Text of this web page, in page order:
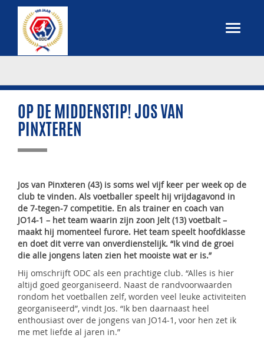
OP DE MIDDENSTIP! JOS VAN
PINXTEREN
Jos van Pinxteren (43) is soms wel vijf keer per week op de
club te vinden. Als voetballer speelt hij vrijdagavond in
de 7-tegen-7 competitie. En als trainer en coach van
JO14-1 – het team waarin zijn zoon Jelt (13) voetbalt –
maakt hij momenteel furore. Het team speelt hoofdklasse
en doet dit verre van onverdienstelijk. “Ik vind de groei
die alle jongens laten zien het mooiste wat er is.”
Hij omschrijft ODC als een prachtige club. “Alles is hier
altijd goed georganiseerd. Naast de randvoorwaarden
rondom het voetballen zelf, worden veel leuke activiteiten
georganiseerd”, vindt Jos. “Ik ben daarnaast heel
enthousiast over de jongens van JO14-1, voor hen zet ik
me met liefde al jaren in.”